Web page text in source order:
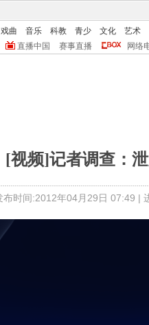
戏曲 音乐 科教 青少 文化
艺术
直播中国 赛事直播 网络
[视频]记者调查：
布时间:2012年04月29日 07:49 |